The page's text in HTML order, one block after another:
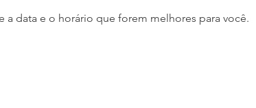
data e o horário que forem melhores para você.